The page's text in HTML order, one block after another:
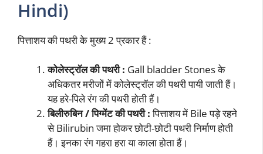
Hindi)
पित्ताशय की पथरी के मुख्य 2 प्रकार हैं :
कोलेस्ट्रॉल की पथरी : Gall bladder Stones के
अधिकतर मरीजों में कोलेस्ट्रॉल की पथरी पायी जाती हैं।
यह हरे-पिले रंग की पथरी होती हैं।
बिलीरुबिन / पिग्मेंट की पथरी :पित्ताशय में Bile पड़े रहने
से Bilirubin जमा होकर छोटी-छोटी पथरी निर्माण होती
हैं। इनका रंग गहरा हरा या काला होता हैं।